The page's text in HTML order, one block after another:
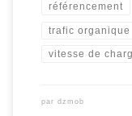
référencement
trafic organique
vitesse de
par dzmob